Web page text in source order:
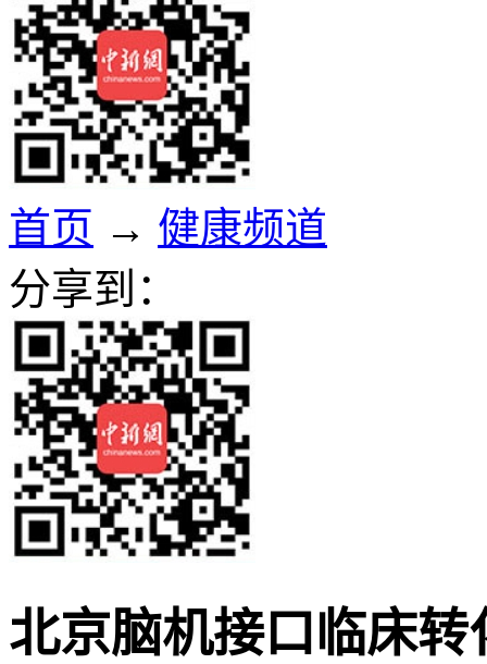
首页 → 健康频道
分享到：
北京脑机接口临床转